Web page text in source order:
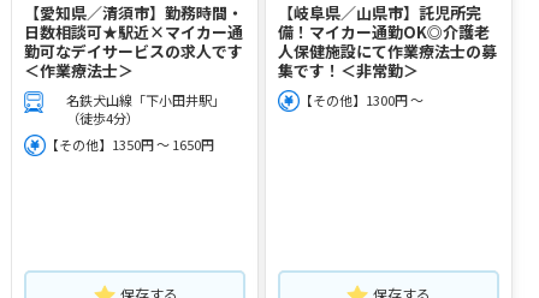
【愛知県／清須市】勤務時間・
日数相談可★駅近×マイカー通
勤可なデイサービスの求人です
＜作業療法士＞
名鉄犬山線「下小田井駅」
（徒歩4分）
【その他】1350円 ～ 1650円
【岐阜県／山県市】託児所完
備！マイカー通勤OK◎介護老
人保健施設にて作業療法士の募
集です！＜非常勤＞
【その他】1300円 ～